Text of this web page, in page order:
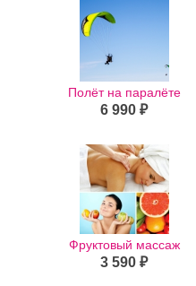
Полёт на паралёте
6 990 ₽
Фруктовый массаж
3 590 ₽